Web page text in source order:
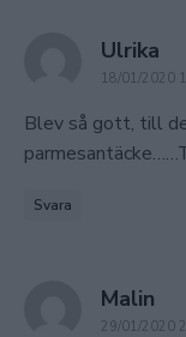
Ulrika
18/01/2020
Blev så gott, till
Svara
Malin
29/01/2020